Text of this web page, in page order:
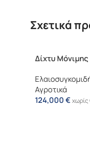
Σχετικά
Δίχτυ
Αγροτικά
124,000€